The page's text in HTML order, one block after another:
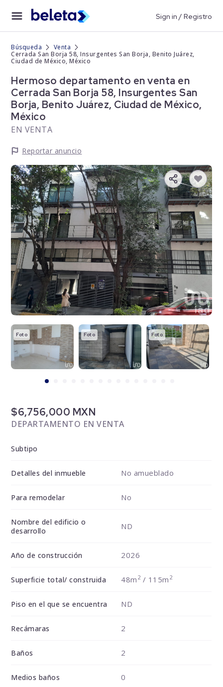
Sign in / Registro
Búsqueda
Venta
Cerrada San Borja 58, Insurgentes San Borja, Benito Juárez,
Ciudad de México, México
Hermoso departamento en venta en
Cerrada San Borja 58, Insurgentes San
Borja, Benito Juárez, Ciudad de México,
México
EN VENTA
Reportar anuncio
Foto Foto Foto
$6,756,000 MXN
DEPARTAMENTO EN VENTA
Subtipo
Detalles del inmueble No amueblado
Para remodelar No
Nombre del edificio o
desarrollo
ND
Año de construcción 2026
Superficie total/ construida 48m 2/ 115m 2
Piso en el que se encuentra ND
Recámaras 2
Baños 2
Medios baños 0